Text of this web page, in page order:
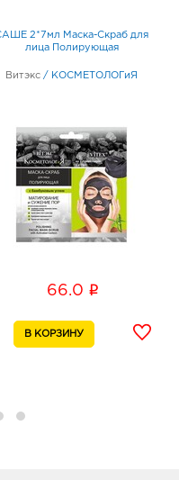
г Белгород, ул 50-
д. 11
руб.
г Белгород, ул
г Белгород, пр-кт
66.0 руб.
2*7мл Маска-Скраб для
лица Полирующая
Витэкс / КОСМЕТОЛОГиЯ
66.0 i